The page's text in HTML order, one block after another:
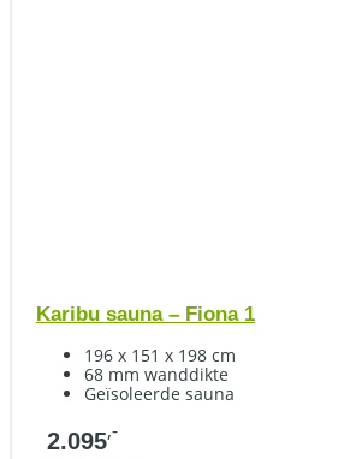
Karibu sauna – Fiona 1
196 x 151 x 198 cm
68 mm wanddikte
Geïsoleerde sauna
2.095,-